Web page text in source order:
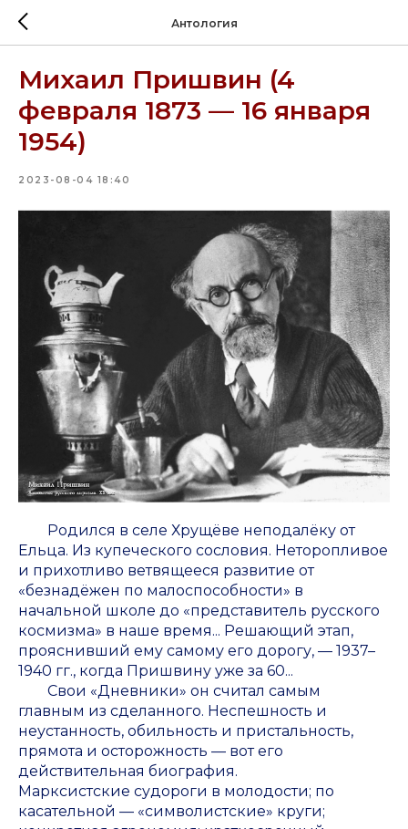
Антология
Михаил Пришвин (4
февраля 1873 — 16 января
1954)
2023-08-04 18:40
Родился в селе Хрущёве неподалёку от
Ельца. Из купеческого сословия. Неторопливое
и прихотливо ветвящееся развитие от
«безнадёжен по малоспособности» в
начальной школе до «представитель русского
космизма» в наше время... Решающий этап,
прояснивший ему самому его дорогу, — 1937–
1940 гг., когда Пришвину уже за 60...
Свои «Дневники» он считал самым
главным из сделанного. Неспешность и
неустанность, обильность и пристальность,
прямота и осторожность — вот его
действительная биография.
Марксистские судороги в молодости; по
касательной — «символистские» круги;